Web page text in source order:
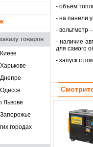
товаров
Днепре
Одессе
Львове
Запорожье
городах
- объём
- на панели
- вольтметр
- наличие
для самого
- запуск с